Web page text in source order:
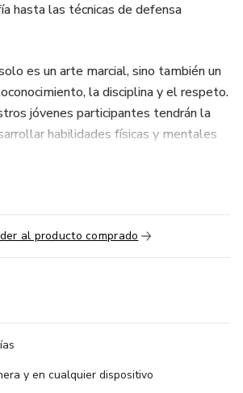
hasta las técnicas de defensa
es un arte marcial, sino también un
la disciplina y el respeto.
jóvenes participantes tendrán la
habilidades físicas y mentales
exploraremos diversos
desde la postura y alineación
la aplicación práctica de técnicas de
desafíos y, sobre todo, aprendizaje
y gratificante, donde puedan
al producto comprado
y en cualquier dispositivo